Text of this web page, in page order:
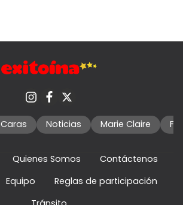
Caras Noticias Marie Claire
Quienes Somos
Contáctenos
Equipo
Reglas de participación